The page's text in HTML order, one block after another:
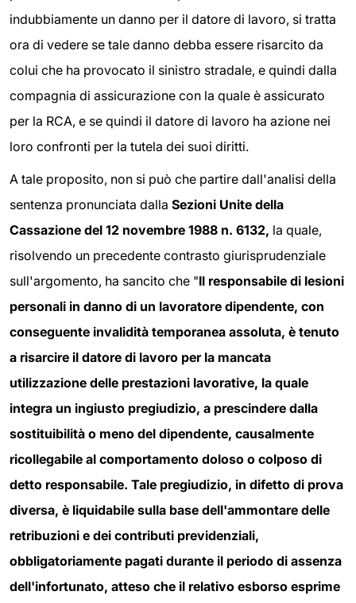
indubbiamente un danno per il datore di lavoro, si tratta
ora di vedere se tale danno debba essere risarcito da
colui che ha provocato il sinistro stradale, e quindi dalla
compagnia di assicurazione con la quale è assicurato
per la RCA, e se quindi il datore di lavoro ha azione nei
loro confronti per la tutela dei suoi diritti.
A tale proposito, non si può che partire dall'analisi della
sentenza pronunciata dalla Sezioni Unite della
Cassazione del 12 novembre 1988 n. 6132, la quale,
risolvendo un precedente contrasto giurisprudenziale
sull'argomento, ha sancito che "Il responsabile di lesioni
personali in danno di un lavoratore dipendente, con
conseguente invalidità temporanea assoluta, è tenuto
a risarcire il datore di lavoro per la mancata
utilizzazione delle prestazioni lavorative, la quale
integra un ingiusto pregiudizio, a prescindere dalla
sostituibilità o meno del dipendente, causalmente
ricollegabile al comportamento doloso o colposo di
detto responsabile. Tale pregiudizio, in difetto di prova
diversa, è liquidabile sulla base dell'ammontare delle
retribuzioni e dei contributi previdenziali,
obbligatoriamente pagati durante il periodo di assenza
dell'infortunato, atteso che il relativo esborso esprime